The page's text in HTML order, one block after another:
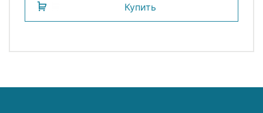
Купить